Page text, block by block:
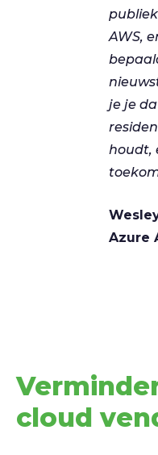
AWS,
je je
houdt,
Azure
cloud